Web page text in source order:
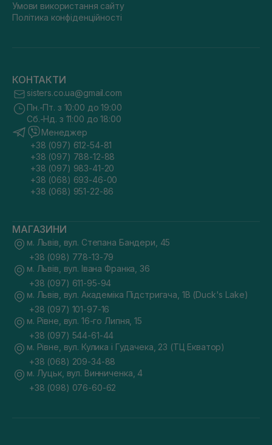
Умови використання сайту
Політика конфіденційності
КОНТАКТИ
sisters.co.ua@gmail.com
Пн.-Пт. з 10:00 до 19:00
Сб.-Нд. з 11:00 до 18:00
Менеджер
+38 (097) 612-54-81
+38 (097) 788-12-88
+38 (097) 983-41-20
+38 (068) 693-46-00
+38 (068) 951-22-86
МАГАЗИНИ
м. Львів, вул. Степана Бандери, 45
+38 (098) 778-13-79
м. Львів, вул. Івана Франка, 36
+38 (097) 611-95-94
м. Львів, вул. Академіка Підстригача, 1В (Duck's Lake)
+38 (097) 101-97-16
м. Рівне, вул. 16-го Липня, 15
+38 (097) 544-61-44
м. Рівне, вул. Кулика і Гудачека, 23 (ТЦ Екватор)
+38 (068) 209-34-88
м. Луцьк, вул. Винниченка, 4
+38 (098) 076-60-62